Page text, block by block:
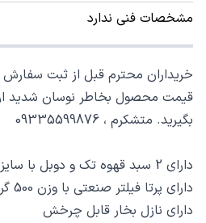
مشخصات فنی ندارد
خریداران محترم قبل از ثبت
قیمت محصول بخاطر نوسان شدید
بگیرید. متشکرم ، 09335599876
دارای 2 سبد قهوه تک و دوبل با سایز 58 میلی متر
دارای پرتا فیلتر صنعتی با وزن 500 گرم
دارای نازل بخار قابل چرخش